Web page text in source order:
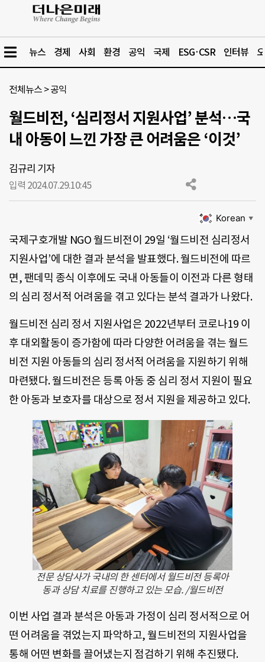
뉴스 경제 사회 환경 공익 국제 ESG·CSR 인터뷰
전체뉴스 >공익
월드비전, ‘심리정서 지원사업’ 분석…국
내 아동이 느낀 가장 큰 어려움은 ‘이것’
김규리 기자
입력 2024.07.29.10:45
Korean ▼
국제구호개발 NGO 월드비전이 29일 ‘월드비전 심리정서
지원사업’에 대한 결과 분석을 발표했다. 월드비전에 따르
면, 팬데믹 종식 이후에도 국내 아동들이 이전과 다른 형태
의 심리 정서적 어려움을 겪고 있다는 분석 결과가 나왔다.
월드비전 심리 정서 지원사업은 2022년부터 코로나19 이
후 대외활동이 증가함에 따라 다양한 어려움을 겪는 월드
비전 지원 아동들의 심리 정서적 어려움을 지원하기 위해
마련됐다. 월드비전은 등록 아동 중 심리 정서 지원이 필요
한 아동과 보호자를 대상으로 정서 지원을 제공하고 있다.
전문 상담사가 국내의 한 센터에서 월드비전 등록아
동과 상담 치료를 진행하고 있는 모습. /월드비전
이번 사업 결과 분석은 아동과 가정이 심리 정서적으로 어
떤 어려움을 겪었는지 파악하고, 월드비전의 지원사업을
통해 어떤 변화를 끌어냈는지 점검하기 위해 추진됐다.